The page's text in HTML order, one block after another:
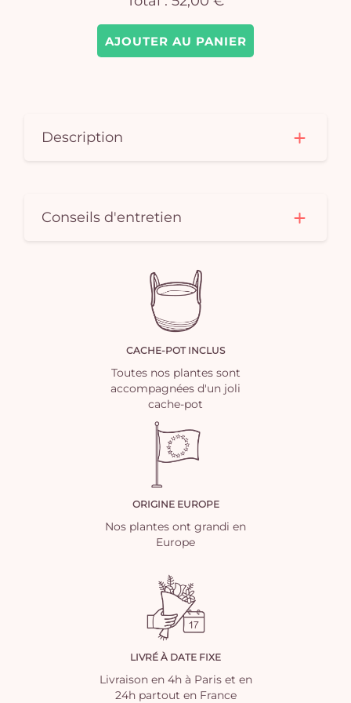
AJOUTER AU PANIER
Description
Conseils d'entretien
CACHE-POT INCLUS
Toutes nos plantes sont
accompagnées d'un joli
cache-pot
ORIGINE EUROPE
Nos plantes ont grandi en
Europe
LIVRÉ À DATE FIXE
Livraison en 4h à Paris et en
24h partout en France